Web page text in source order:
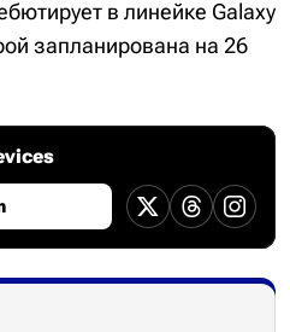
в линейке Galaxy
запланирована на 26